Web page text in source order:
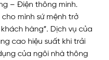
– Điện thông minh.
mình sứ mệnh trở
hàng”. Dịch vụ của
cao hiệu suất khi trải
của ngôi nhà thông